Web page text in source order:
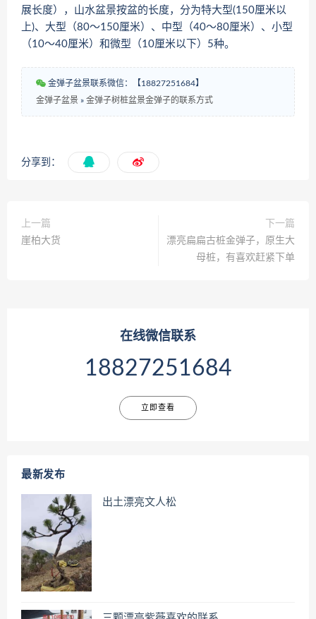
展长度），山水盆景按盆的长度，分为特大型(150厘米以
上)、大型（80～150厘米）、中型（40～80厘米）、小型
（10～40厘米）和微型（10厘米以下）5种。
金弹子盆景联系微信：【18827251684】
金弹子盆景 » 金弹子树桩盆景金弹子的联系方式
分享到：
上一篇
崖柏大货
下一篇
漂亮扁扁古桩金弹子，原生大
母桩，有喜欢赶紧下单
在线微信联系
18827251684
立即查看
最新发布
出土漂亮文人松